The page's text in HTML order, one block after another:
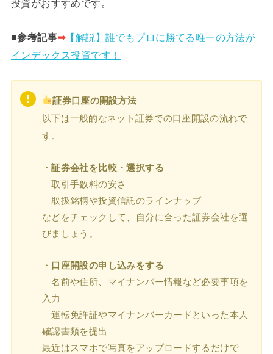
投資がおすすめです。
■参考記事➡︎【解説】誰でもプロに勝てる唯一の方法が
インデックス投資です！
証券口座の開設方法
以下は一般的なネット証券での口座開設の流れで
す。
・証券会社を比較・選択する
取引手数料の安さ
取扱銘柄や投資信託のラインナップ
などをチェックして、自分に合った証券会社を選
びましょう。
・ 口座開設の申し込みをする
名前や住所、マイナンバー情報など必要事項を
入力
運転免許証やマイナンバーカードといった本人
確認書類を提出
最近はスマホで写真をアップロードするだけで